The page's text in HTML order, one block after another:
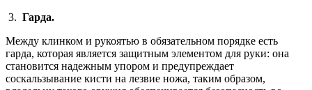
3. Гарда.
Между клинком и рукоятью в обязательном порядке есть
гарда, которая является защитным элементом для руки: она
становится надежным упором и предупреждает
соскальзывание кисти на лезвие ножа, таким образом,